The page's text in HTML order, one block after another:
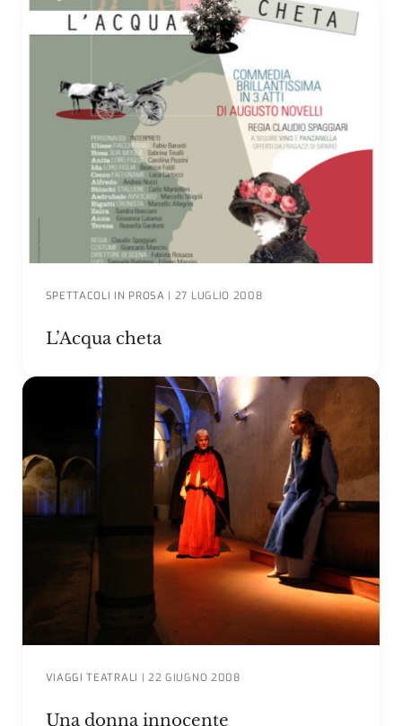
SPETTACOLI IN PROSA | 27 LUGLIO 2008
L’Acqua cheta
VIAGGI TEATRALI | 22 GIUGNO 2008
Una donna innocente